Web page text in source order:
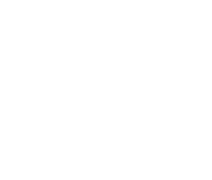
kontraktów futures